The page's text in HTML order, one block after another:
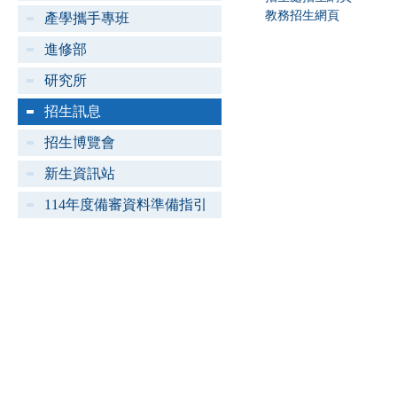
產學攜手專班
進修部
研究所
招生訊息
招生博覽會
新生資訊站
114年度備審資料準備指引
教務招生網頁